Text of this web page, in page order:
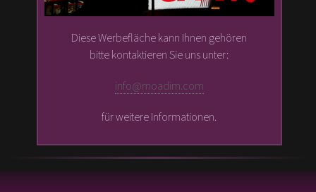
Diese Werbefläche kann Ihnen gehören
bitte kontaktieren Sie uns unter:
info@moadim.com
für weitere Informationen.